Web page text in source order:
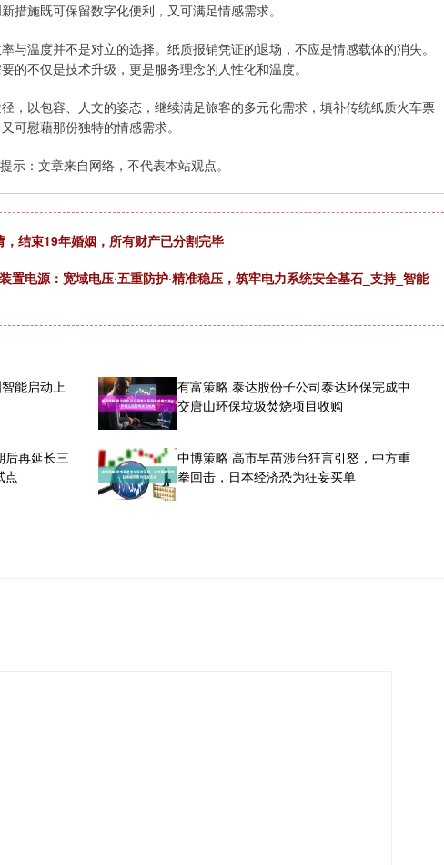
措施既可保留数字化便利，又可满足情感需求。
温度并不是对立的选择。纸质报销凭证的退场，不应是情感载体的消失。
的不仅是技术升级，更是服务理念的人性化和温度。
以包容、人文的姿态，继续满足旅客的多元化需求，填补传统纸质火车票
可慰藉那份独特的情感需求。
示：文章来自网络，不代表本站观点。
结束19年婚姻，所有财产已分割完毕
电源：宽域电压·五重防护·精准稳压，筑牢电力系统安全基石_支持_智能
能启动上
有富策略 泰达股份子公司泰达环保完成中
交唐山环保垃圾焚烧项目收购
后再延长三
点
中博策略 高市早苗涉台狂言引怒，中方重
拳回击，日本经济恐为狂妄买单